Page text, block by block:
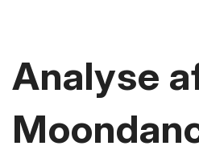
Analyse